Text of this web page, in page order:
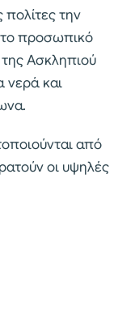
την
το προσωπικό
Ασκληπιού
νερά και
από
οι υψηλές